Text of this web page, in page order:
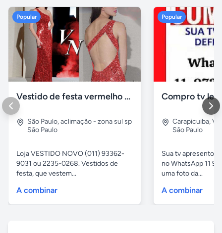
Popular
Vestido de festa vermelho com brilho e pedraria
São Paulo,aclimação - zona sul sp
São Paulo
Loja VESTIDO NOVO (011) 93362-
9031 ou 2235-0268. Vestidos de
festa, que vestem...
A combinar
Popular
Compro tv
Carapicuiba,
São Paulo
Sua tv apresentou
no WhatsApp 11
uma foto da...
A combinar